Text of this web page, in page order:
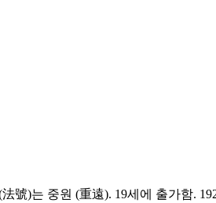
號)는 중원 (重遠). 19세에 출가함.